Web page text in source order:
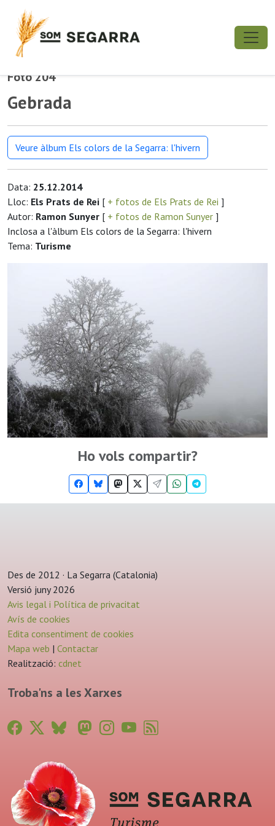
Foto 204
Gebrada
Veure àlbum Els colors de la Segarra: l'hivern
Data: 25.12.2014
Lloc: Els Prats de Rei [ + fotos de Els Prats de Rei ]
Autor: Ramon Sunyer [ + fotos de Ramon Sunyer ]
Inclosa a l'àlbum Els colors de la Segarra: l'hivern
Tema: Turisme
Ho vols compartir?
Des de 2012 · La Segarra (Catalonia)
Versió juny 2026
Avis legal i Política de privacitat
Avís de cookies
Edita consentiment de cookies
Mapa web | Contactar
Realització: cdnet
Troba'ns a les Xarxes